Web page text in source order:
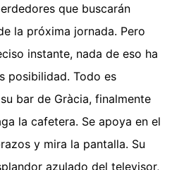
que buscarán
la próxima jornada. Pero
instante, nada de eso ha
posibilidad. Todo es
bar de Gràcia, finalmente
la cafetera. Se apoya en el
y mira la pantalla. Su
azulado del televisor,